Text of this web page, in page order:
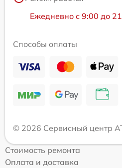
Ежедневно с 9:00 до
Способы оплаты
© 2026 Сервисный центр
Стоимость ремонта
Оплата и доставка